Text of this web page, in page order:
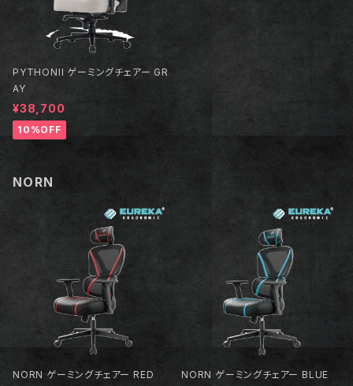
PYTHONII ゲーミングチェアー GR
AY
¥38,700
10%OFF
NORN
NORN ゲーミングチェアー RED NORN ゲーミングチェアー BLUE